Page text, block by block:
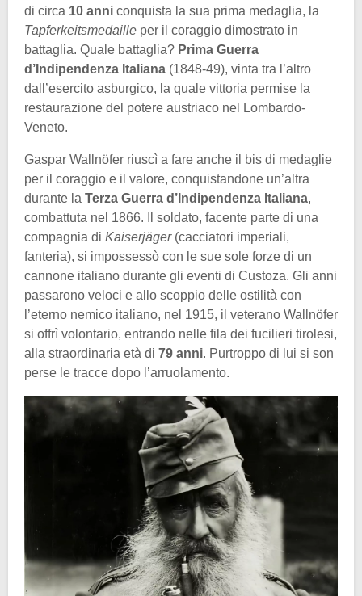
di circa 10 anni conquista la sua prima medaglia, la
Tapferkeitsmedaille per il coraggio dimostrato in
battaglia. Quale battaglia? Prima Guerra
d’Indipendenza Italiana (1848-49), vinta tra l’altro
dall’esercito asburgico, la quale vittoria permise la
restaurazione del potere austriaco nel Lombardo-
Veneto.
Gaspar Wallnöfer riuscì a fare anche il bis di medaglie
per il coraggio e il valore, conquistandone un’altra
durante la Terza Guerra d’Indipendenza Italiana,
combattuta nel 1866. Il soldato, facente parte di una
compagnia di Kaiserjäger (cacciatori imperiali,
fanteria), si impossessò con le sue sole forze di un
cannone italiano durante gli eventi di Custoza. Gli anni
passarono veloci e allo scoppio delle ostilità con
l’eterno nemico italiano, nel 1915, il veterano Wallnöfer
si offrì volontario, entrando nelle fila dei fucilieri tirolesi,
alla straordinaria età di 79 anni. Purtroppo di lui si son
perse le tracce dopo l’arruolamento.